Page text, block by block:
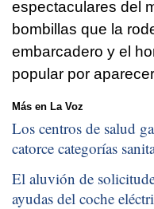
espectaculares del
bombillas que la
embarcadero y el
popular por
Más en La Voz
Los centros de salud
catorce categorías
El aluvión de
ayudas del coche